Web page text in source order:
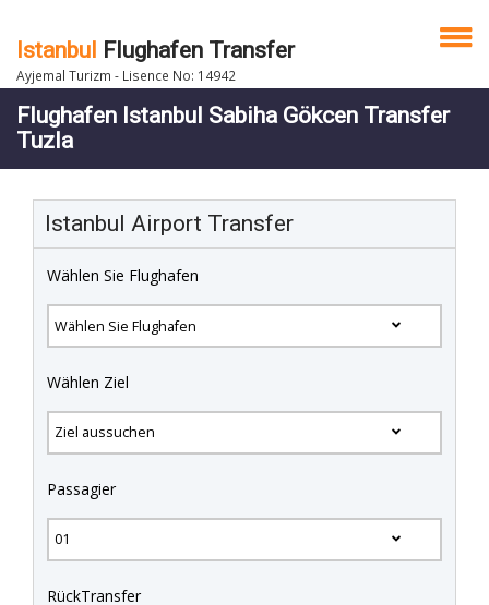
Istanbul Flughafen Transfer
Ayjemal Turizm - Lisence No: 14942
Flughafen Istanbul Sabiha Gökcen Transfer
Tuzla
Istanbul Airport Transfer
Wählen Sie Flughafen
Wählen Ziel
Passagier
RückTransfer